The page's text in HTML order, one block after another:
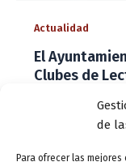
de
Para ofrecer las
Actualidad
El
Clubes de
8 julio,
El